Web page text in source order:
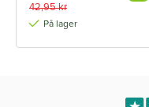
42,95 kr
På lager